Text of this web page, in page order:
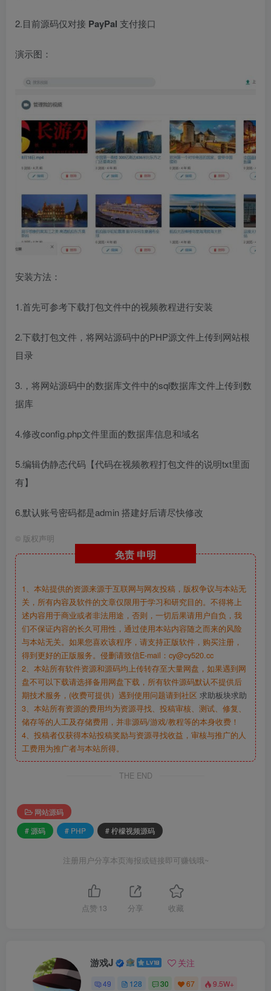
2.目前源码仅对接 PayPal 支付接口
演示图：
安装方法：
1.首先可参考下载打包文件中的视频教程进行安装
2.下载打包文件，将网站源码中的PHP源文件上传到网站根
目录
3.，将网站源码中的数据库文件中的sql数据库文件上传到数
据库
4.修改config.php文件里面的数据库信息和域名
5.编辑伪静态代码【代码在视频教程打包文件的说明txt里面
有】
6.默认账号密码都是admin 搭建好后请尽快修改
© 版权声明
免责 申明
1、本站提供的资源来源于互联网与网友投稿，版权争议与本站无
关，所有内容及软件的文章仅限用于学习和研究目的。不得将上
述内容用于商业或者非法用途，否则，一切后果请用户自负，我
们不保证内容的长久可用性，通过使用本站内容随之而来的风险
与本站无关。如果您喜欢该程序，请支持正版软件，购买注册，
得到更好的正版服务。侵删请致信E-mail：cy@cy520.cc
2、本站所有软件资源和源码均上传转存至大量网盘，如果遇到网
盘不可以下载请选择备用网盘下载，所有软件源码默认不提供后
期技术服务，(收费可提供）遇到使用问题请到社区 求助板块求助
3、本站所有资源的费用均为资源寻找、投稿审核、测试、修复、
储存等的人工及存储费用，并非源码/游戏/教程等的本身收费！
4、投稿者仅获得本站投稿奖励与资源寻找收益，审核与推广的人
工费用为推广者与本站所得。
THE END
网站源码
# 源码
# PHP # 柠檬视频源码
注册用户分享本页海报或链接即可赚钱哦~
点赞 13 分享 收藏
游戏J 关注
49 128 30 67 9.5W+